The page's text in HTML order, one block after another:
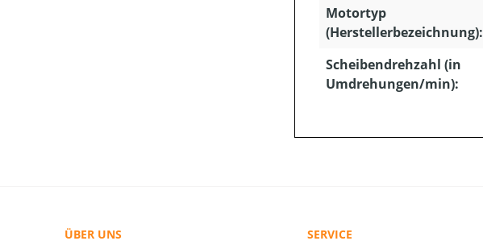
Motortyp
(Herstellerbezeichnung):
Scheibendrehzahl (in
Umdrehungen/min):
ÜBER UNS
SERVICE